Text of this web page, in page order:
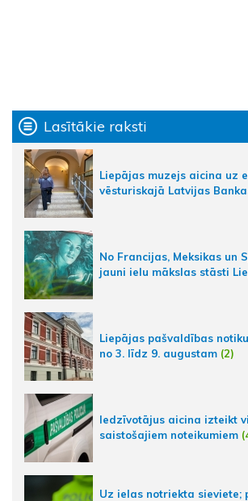
Lasītākie raksti
Liepājas muzejs aicina uz
vēsturiskajā Latvijas
No Francijas, Meksikas un
jauni ielu mākslas stāsti
Liepājas pašvaldības
no 3. līdz 9. augustam (2)
Iedzīvotājus aicina izteikt
saistošajiem noteikumiem
Uz ielas notriekta sieviete;